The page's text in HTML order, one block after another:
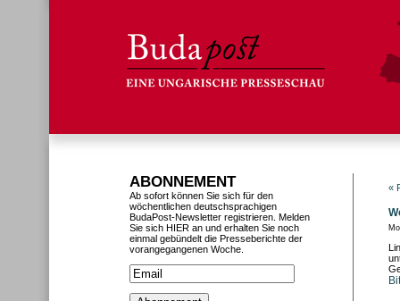
«
ABONNEMENT
Ab sofort können Sie sich für den
wöchentlichen deutschsprachigen
BudaPost-Newsletter registrieren. Melden
Sie sich HIER an und erhalten Sie noch
einmal gebündelt die Presseberichte der
vorangegangenen Woche.